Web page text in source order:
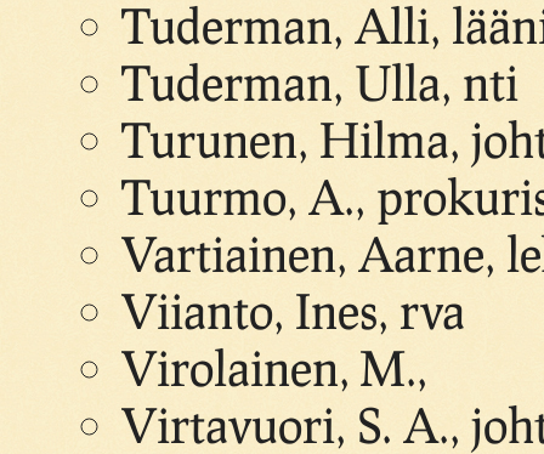
Tuderman, Alli,
Tuderman, Ulla, nti
Turunen, Hilma,
Tuurmo, A.,
Vartiainen, Aarne,
Viianto, Ines, rva
Virolainen, M.,
Virtavuori, S. A.,